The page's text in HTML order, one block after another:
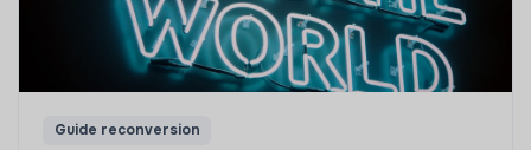
Guide reconversion